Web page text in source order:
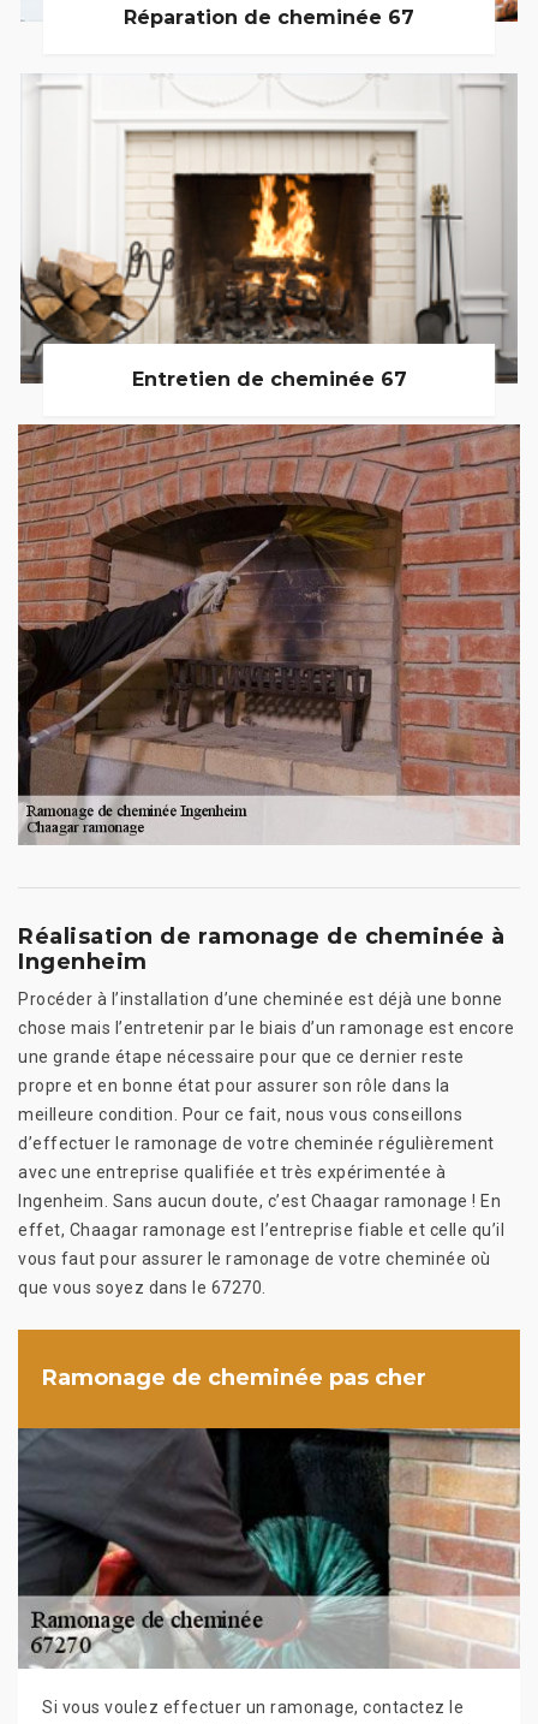
Réparation de cheminée 67
Entretien de cheminée 67
Réalisation de ramonage de cheminée à
Ingenheim
Procéder à l’installation d’une cheminée est déjà une bonne
chose mais l’entretenir par le biais d’un ramonage est encore
une grande étape nécessaire pour que ce dernier reste
propre et en bonne état pour assurer son rôle dans la
meilleure condition. Pour ce fait, nous vous conseillons
d’effectuer le ramonage de votre cheminée régulièrement
avec une entreprise qualifiée et très expérimentée à
Ingenheim. Sans aucun doute, c’est Chaagar ramonage ! En
effet, Chaagar ramonage est l’entreprise fiable et celle qu’il
vous faut pour assurer le ramonage de votre cheminée où
que vous soyez dans le 67270.
Ramonage de cheminée pas cher
Si vous voulez effectuer un ramonage, contactez le